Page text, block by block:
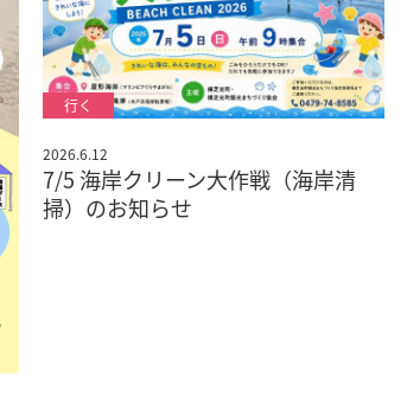
2026.6.12
7/5 海岸クリーン大作戦（海岸清
掃）のお知らせ